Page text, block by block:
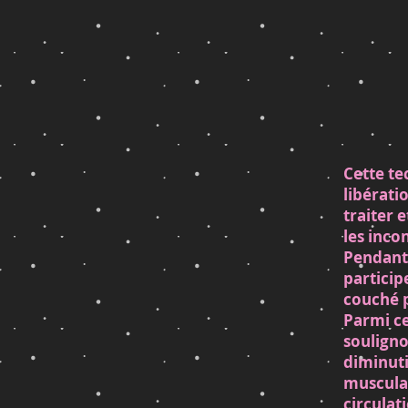
Cette
traiter
les
couché
Parmi